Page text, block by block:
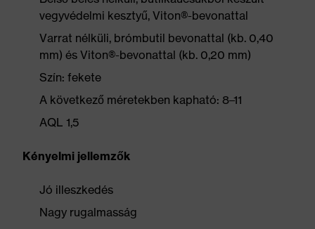
vegyvédelmi kesztyű, Viton®-bevonattal
Varrat nélküli, brómbutil bevonattal (kb. 0,40
mm) és Viton®-bevonattal (kb. 0,20 mm)
Szín: fekete
A következő méretekben kapható: 8–11
AQL 1,5
Kényelmi jellemzők
Jó illeszkedés
Nagy rugalmasság